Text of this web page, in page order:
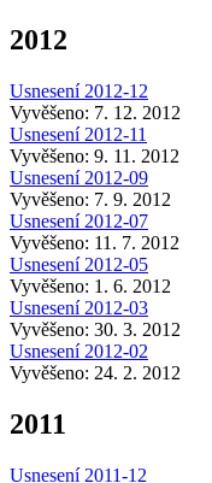
2012
Usnesení 2012-12
Vyvěšeno: 7. 12. 2012
Usnesení 2012-11
Vyvěšeno: 9. 11. 2012
Usnesení 2012-09
Vyvěšeno: 7. 9. 2012
Usnesení 2012-07
Vyvěšeno: 11. 7. 2012
Usnesení 2012-05
Vyvěšeno: 1. 6. 2012
Usnesení 2012-03
Vyvěšeno: 30. 3. 2012
Usnesení 2012-02
Vyvěšeno: 24. 2. 2012
2011
Usnesení 2011-12